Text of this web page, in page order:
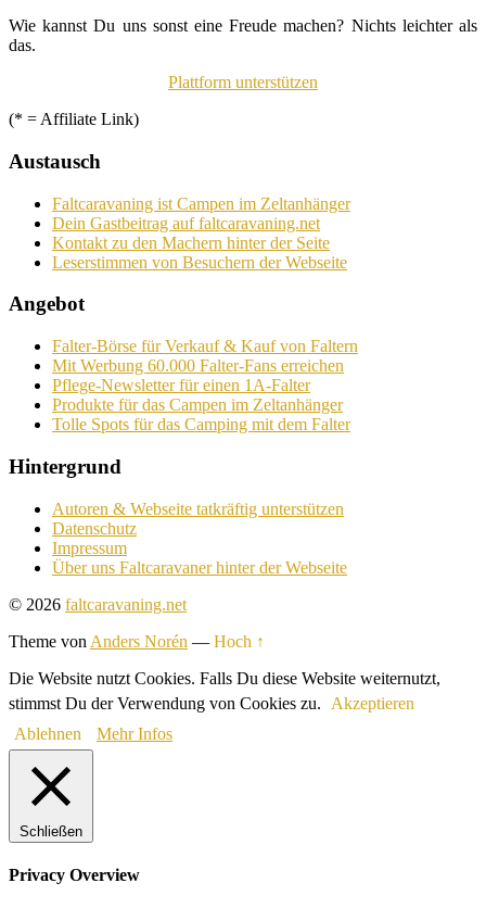
Wie kannst Du uns sonst eine Freude machen? Nichts leichter als
das.
Plattform unterstützen
(* = Affiliate Link)
Austausch
Faltcaravaning ist Campen im Zeltanhänger
Dein Gastbeitrag auf faltcaravaning.net
Kontakt zu den Machern hinter der Seite
Leserstimmen von Besuchern der Webseite
Angebot
Falter-Börse für Verkauf & Kauf von Faltern
Mit Werbung 60.000 Falter-Fans erreichen
Pflege-Newsletter für einen 1A-Falter
Produkte für das Campen im Zeltanhänger
Tolle Spots für das Camping mit dem Falter
Hintergrund
Autoren & Webseite tatkräftig unterstützen
Datenschutz
Impressum
Über uns Faltcaravaner hinter der Webseite
© 2026 faltcaravaning.net
Theme von Anders Norén — Hoch ↑
Die Website nutzt Cookies. Falls Du diese Website weiternutzt,
stimmst Du der Verwendung von Cookies zu.
Akzeptieren
Ablehnen
Mehr Infos
Schließen
Privacy Overview